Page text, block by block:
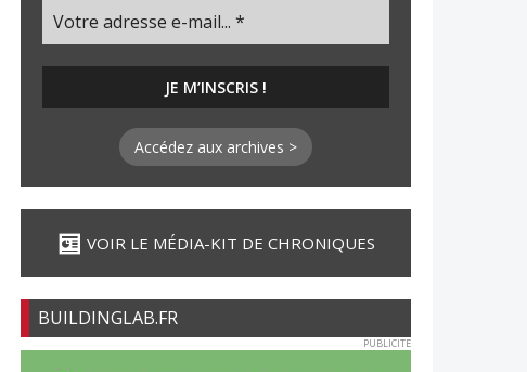
Accédez aux archives >
VOIR LE MÉDIA-KIT DE CHRONIQUES
BUILDINGLAB.FR
PUBLICITE